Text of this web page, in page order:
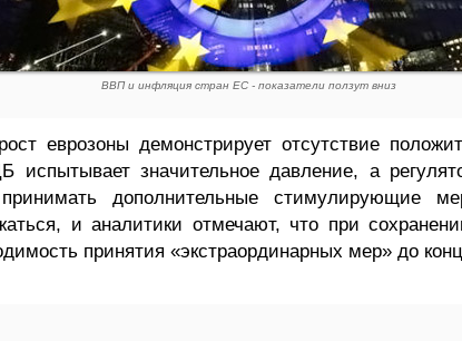
ВВП и инфляция стран ЕС - показатели ползут вниз
еврозоны демонстрирует отсутствие
значительное давление, а
дополнительные стимулирующие
и аналитики отмечают, что при
принятия «экстраординарных мер» до